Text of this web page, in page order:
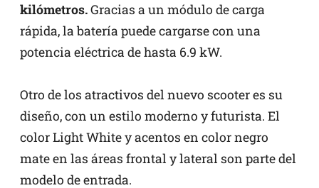
kilómetros.Gracias a un módulo de carga
rápida, la batería puede cargarse con una
potencia eléctrica de hasta 6.9 kW.
Otro de los atractivos del nuevo scooter es su
diseño, con un estilo moderno y futurista. El
color Light White y acentos en color negro
mate en las áreas frontal y lateral son parte del
modelo de entrada.